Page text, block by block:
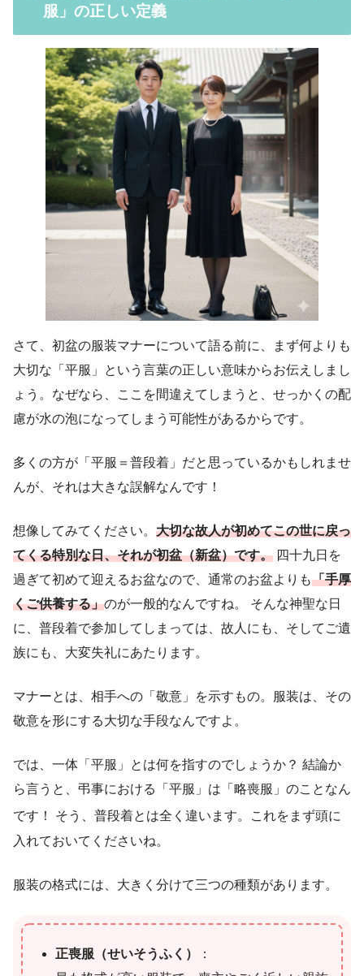
服」の正しい定義
さて、初盆の服装マナーについて語る前に、まず何よりも
大切な「平服」という言葉の正しい意味からお伝えしまし
ょう。なぜなら、ここを間違えてしまうと、せっかくの配
慮が水の泡になってしまう可能性があるからです。
多くの方が「平服＝普段着」だと思っているかもしれませ
んが、それは大きな誤解なんです！
想像してみてください。 大切な故人が初めてこの世に戻っ
てくる特別な日、それが初盆（新盆）です。 四十九日を
過ぎて初めて迎えるお盆なので、通常のお盆よりも「手厚
くご供養する」のが一般的なんですね。 そんな神聖な日
に、普段着で参加してしまっては、故人にも、そしてご遺
族にも、大変失礼にあたります。
マナーとは、相手への「敬意」を示すもの。服装は、その
敬意を形にする大切な手段なんですよ。
では、一体「平服」とは何を指すのでしょうか？ 結論か
ら言うと、弔事における「平服」は「略喪服」のことなん
です！ そう、普段着とは全く違います。これをまず頭に
入れておいてくださいね。
服装の格式には、大きく分けて三つの種類があります。
正喪服（せいそうふく）
：